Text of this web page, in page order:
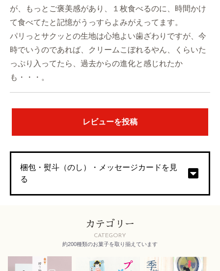
お買い物を続ける
カートへ進む
が、もっとご褒美感があり、１枚食べるのに、時間かけ
て食べてたと記憶がうっすらよみがえってます。
パリっとサクッとの生地は心地よい歯ざわりですが、今
時でいうのであれば、クリームこぼれるやん、くらいた
っぷり入ってたら、過去からの進化と感じれたか
も・・・。
レビューを投稿
梱包・熨斗（のし）・メッセージカードを見
る
カテゴリー
CATEGORY
約200種類のお菓子を取り揃えています